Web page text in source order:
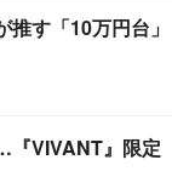
推す「10万円台」
『VIVANT』限定